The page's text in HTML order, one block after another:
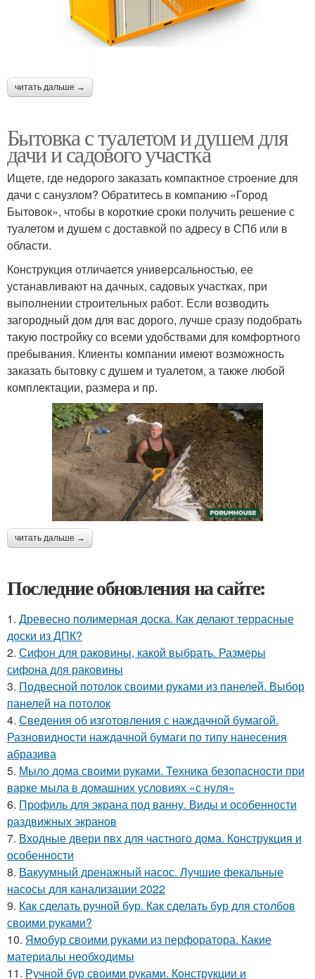
читать дальше →
Бытовка с туалетом и душем для
дачи и садового участка
Ищете, где недорого заказать компактное строение для
дачи с санузлом? Обратитесь в компанию «Город
Бытовок», чтобы в короткие сроки получить решение с
туалетом и душем с доставкой по адресу в СПб или в
области.
Конструкция отличается универсальностью, ее
устанавливают на дачных, садовых участках, при
выполнении строительных работ. Если возводить
загородный дом для вас дорого, лучше сразу подобрать
такую постройку со всеми удобствами для комфортного
пребывания. Клиенты компании имеют возможность
заказать бытовку с душем и туалетом, а также любой
комплектации, размера и пр.
читать дальше →
Последние обновления на сайте:
1. Древесно полимерная доска. Как делают террасные
доски из ДПК?
2. Сифон для раковины, какой выбрать. Размеры
сифона для раковины
3. Подвесной потолок своими руками из панелей. Выбор
панелей на потолок
4. Сведения об изготовления с наждачной бумагой.
Разновидности наждачной бумаги по типу нанесения
абразива
5. Мыло дома своими руками. Техника безопасности при
варке мыла в домашних условиях «с нуля»
6. Профиль для экрана под ванну. Виды и особенности
раздвижных экранов
7. Входные двери пвх для частного дома. Конструкция и
особенности
8. Вакуумный дренажный насос. Лучшие фекальные
насосы для канализации 2022
9. Как сделать ручной бур. Как сделать бур для столбов
своими руками?
10. Ямобур своими руками из перфоратора. Какие
материалы необходимы
11. Ручной бур своими руками. Конструкции и